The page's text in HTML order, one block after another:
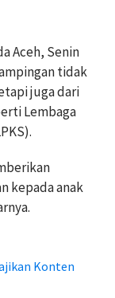
Aceh, Senin
tidak
juga dari
Lembaga
kepada anak
Konten